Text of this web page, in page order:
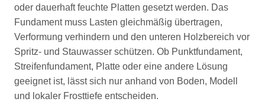
oder dauerhaft feuchte Platten gesetzt werden. Das
Fundament muss Lasten gleichmäßig übertragen,
Verformung verhindern und den unteren Holzbereich vor
Spritz- und Stauwasser schützen. Ob Punktfundament,
Streifenfundament, Platte oder eine andere Lösung
geeignet ist, lässt sich nur anhand von Boden, Modell
und lokaler Frosttiefe entscheiden.